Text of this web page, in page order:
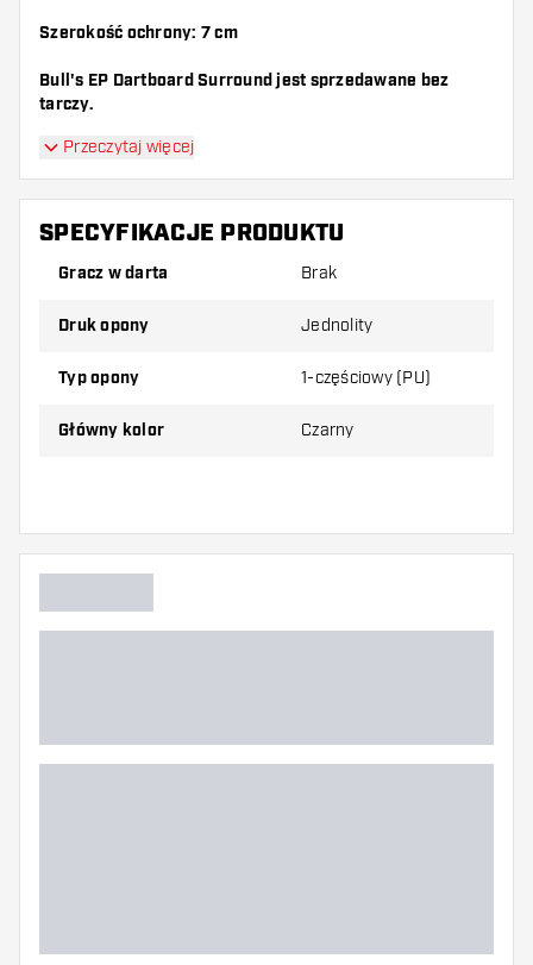
Szerokość ochrony: 7 cm
Bull's EP Dartboard Surround jest sprzedawane bez
tarczy.
Przeczytaj więcej
SPECYFIKACJE PRODUKTU
Gracz w darta Brak
Druk opony Jednolity
Typ opony 1-częściowy (PU)
Główny kolor Czarny